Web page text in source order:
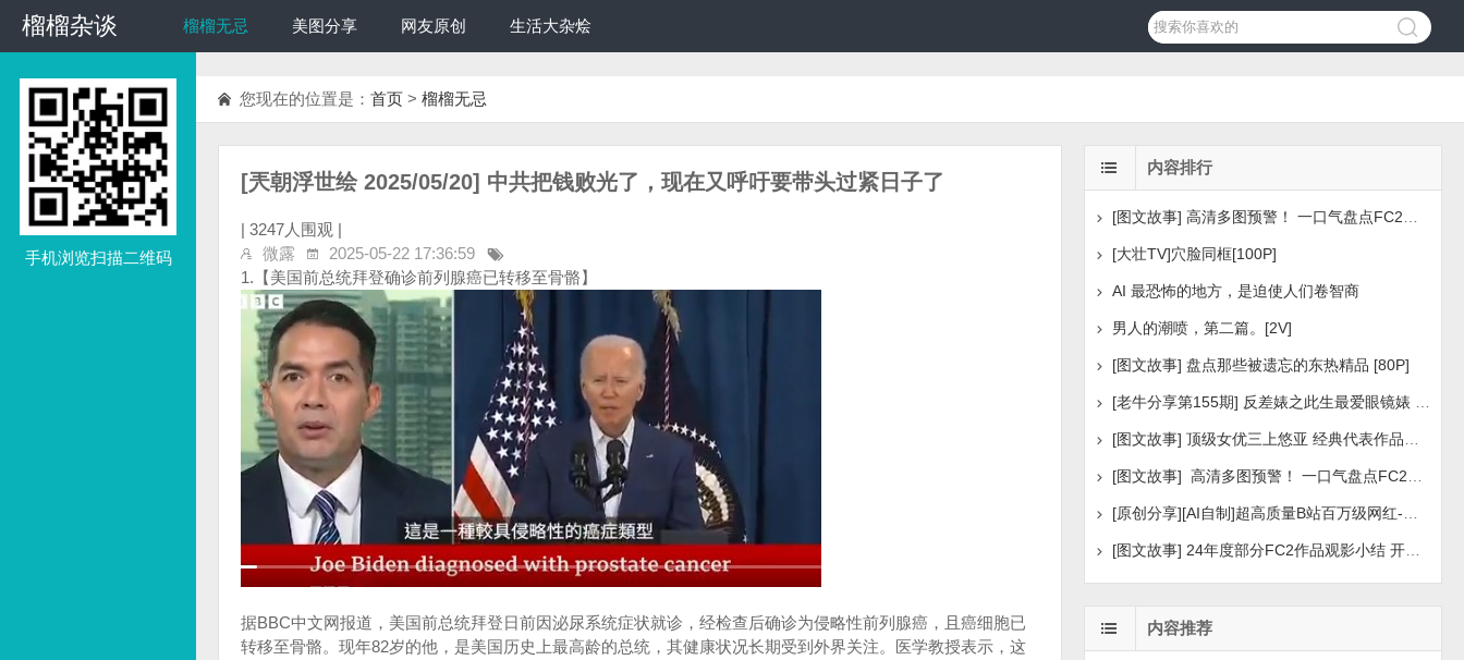
榴榴杂谈
榴榴杂谈 榴榴无忌 美图分享 网友原创 生活大杂烩
手机浏览扫描二维码
您现在的位置是： 首页 > 榴榴无忌
[兲朝浮世绘 2025/05/20] 中共把钱败光了，现在又呼吁要带头过紧日子了
| 3247人围观 |
微露
2025-05-22 17:36:59
1.【美国前总统拜登确诊前列腺癌已转移至骨骼】
据BBC中文网报道，美国前总统拜登日前因泌尿系统症状就诊，经检查后确诊为侵略性前列腺癌，且癌细胞已
转移至骨骼。现年82岁的他，是美国历史上最高龄的总统，其健康状况长期受到外界关注。医学教授表示，这
内容排行
[大壮TV]穴脸同框[100P]
AI 最恐怖的地方，是迫使人们卷智商
男人的潮喷，第二篇。[2V]
[图文故事] 盘点那些被遗忘的东热精品 [80P]
[图文故事] 24年度部分FC2作品观影小结 开年王炸后续
内容推荐